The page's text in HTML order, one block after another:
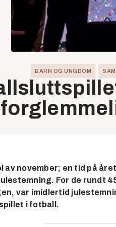
BARN OG UNGDOM
av november; en tid på
For de rundt
var imidlertid
i fotball .